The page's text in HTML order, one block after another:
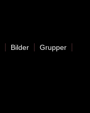
Bilder
Grupper